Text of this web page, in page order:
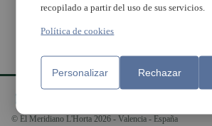
© El Meridiano L'Horta 2026 - Valencia - España
recopilado a partir del uso de sus servicios.
Política de cookies
Personalizar Rechazar